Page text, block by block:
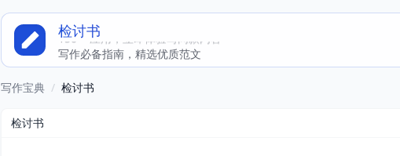
检讨书
150 + 应用，立即体验写同款内容
写作必备指南，精选优质范文
写作宝典 / 检讨书
检讨书